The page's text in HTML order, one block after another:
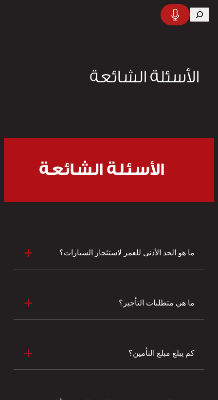
تخطى
إلى
البحث
الأسئلة الشائعة
الأسئلة الشائعة
ما هو الحد الأدنى للعمر لاستئجار السيارات؟
ما هي متطلبات التأجير؟
كم يبلغ مبلغ التأمين؟